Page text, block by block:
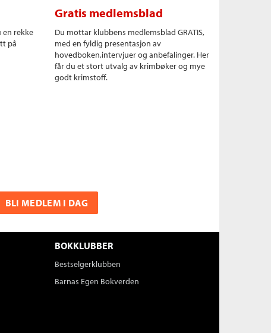
en rekke
på
Gratis medlemsblad
Du mottar klubbens medlemsblad GRATIS,
med en fyldig presentasjon av
hovedboken,intervjuer og anbefalinger. Her
får du et stort utvalg av krimbøker og mye
godt krimstoff.
BLI MEDLEM I DAG
BOKKLUBBER
Bestselgerklubben
Barnas Egen Bokverden